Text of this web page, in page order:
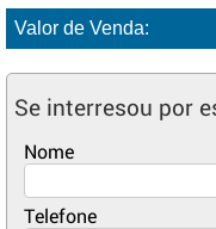
Valor de Venda:
Se interresou por
Nome
Telefone